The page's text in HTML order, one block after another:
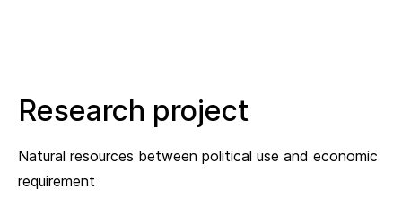
Research project
Natural resources between political use and economic
requirement